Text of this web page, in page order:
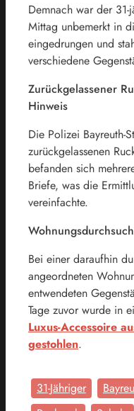
Demnach war der
Mittag unbemerkt in
eingedrungen und
verschiedene
Zurückgelassener
Hinweis
Die Polizei Bayreuth-
zurückgelassenen
befanden sich
Briefe, was die
vereinfachte.
Bei einer daraufhin
angeordneten
entwendeten
Tage zuvor wurde in
Luxus-Accessoire
gestohlen.
31-Jähriger